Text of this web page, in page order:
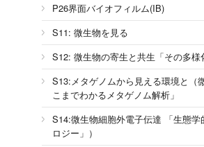
P26界面バイオフィルム(IB)
S11: 微生物を見る
S12: 微生物の寄生と共生「その多様
S13:メタゲノムから見える環境と（
こまでわかるメタゲノム解析」
S14:微生物細胞外電子伝達 「生態学
ロジー」）